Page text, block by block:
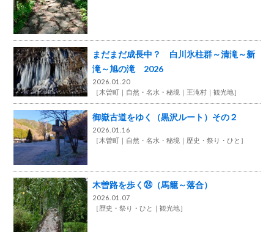
まだまだ成長中？ 白川氷柱群～清滝～新
滝～旭の滝 2026
2026.01.20
［木曽町 自然・名水・秘境 王滝村 観光地］
御嶽古道をゆく（黒沢ルート）その２
2026.01.16
［木曽町 自然・名水・秘境 歴史・祭り・ひと ］
木曽路を歩く㉔（馬籠～落合）
2026.01.07
［歴史・祭り・ひと 観光地］